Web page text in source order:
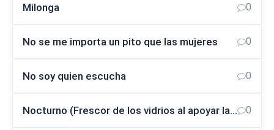
Milonga 0
No se me importa un pito que las mujeres 0
No soy quien escucha 0
Nocturno (Frescor de los vidrios al apoyar la frente en la ventana) 0